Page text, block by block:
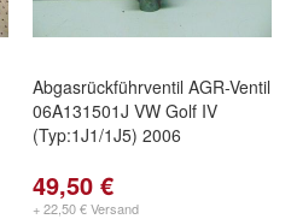
Abgasrückführventil AGR-Ventil
06A131501J VW Golf IV
(Typ:1J1/1J5) 2006
49,50 €
+ 22,50 € Versand